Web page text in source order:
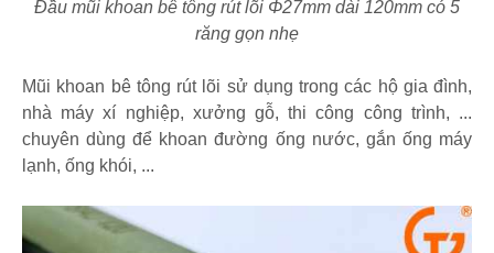
Đầu mũi khoan bê tông rút lõi Φ27mm dài 120mm có 5
răng gọn nhẹ
Mũi khoan bê tông rút lõi sử dụng trong các hộ gia đình,
nhà máy xí nghiệp, xưởng gỗ, thi công công trình, ...
chuyên dùng để khoan đường ống nước, gắn ống máy
lạnh, ống khói, ...